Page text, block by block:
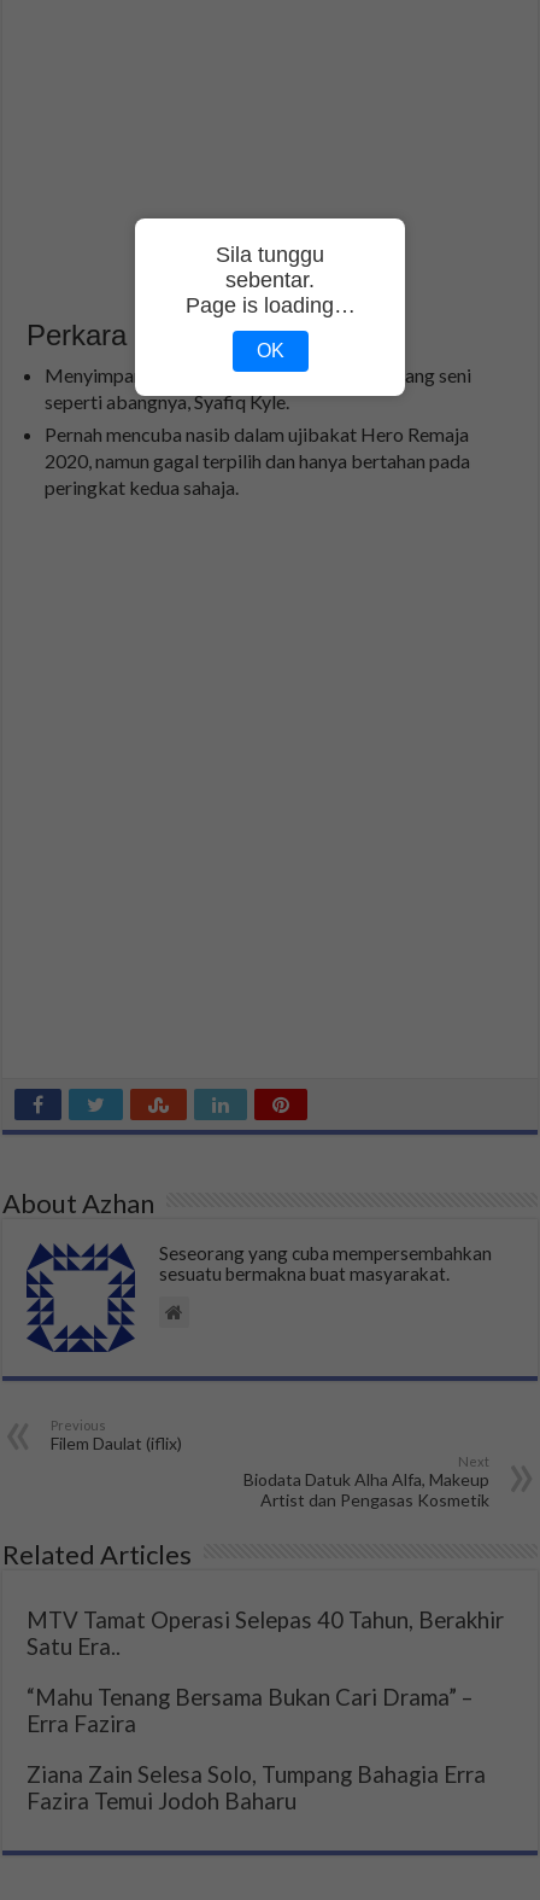
Perkara Menarik
Menyimpan impian untuk berjaya dalam bidang seni
seperti abangnya, Syafiq Kyle.
Pernah mencuba nasib dalam ujibakat Hero Remaja
2020, namun gagal terpilih dan hanya bertahan pada
peringkat kedua sahaja.
About Azhan
Seseorang yang cuba mempersembahkan
sesuatu bermakna buat masyarakat.
Previous
Filem Daulat (iflix)
Next
Biodata Datuk Alha Alfa, Makeup
Artist dan Pengasas Kosmetik
Related Articles
MTV Tamat Operasi Selepas 40 Tahun, Berakhir
Satu Era..
“Mahu Tenang Bersama Bukan Cari Drama” –
Erra Fazira
Ziana Zain Selesa Solo, Tumpang Bahagia Erra
Fazira Temui Jodoh Baharu
Sila tunggu
sebentar.
Page is loading…
OK